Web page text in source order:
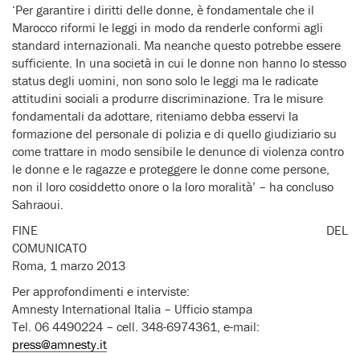
‘Per garantire i diritti delle donne, è fondamentale che il
Marocco riformi le leggi in modo da renderle conformi agli
standard internazionali. Ma neanche questo potrebbe essere
sufficiente. In una società in cui le donne non hanno lo stesso
status degli uomini, non sono solo le leggi ma le radicate
attitudini sociali a produrre discriminazione. Tra le misure
fondamentali da adottare, riteniamo debba esservi la
formazione del personale di polizia e di quello giudiziario su
come trattare in modo sensibile le denunce di violenza contro
le donne e le ragazze e proteggere le donne come persone,
non il loro cosiddetto onore o la loro moralità’ – ha concluso
Sahraoui.
FINE DEL
Roma, 1 marzo 2013
Per approfondimenti e interviste:
Amnesty International Italia – Ufficio stampa
Tel. 06 4490224 – cell. 348-6974361, e-mail:
press@amnesty.it